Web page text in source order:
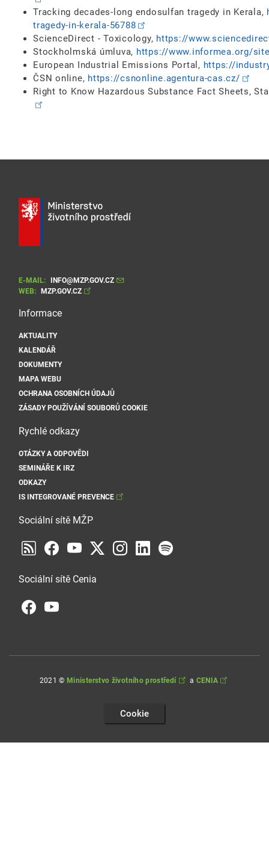
Tracking decades-long endosulfan tragedy in Kerala,
tragedy-in-kerala-56788
ScienceDirect - Toxicology, https://
Stockholmská úmluva, https://www.informea.org/
European Industrial Emissions Portal, https://
ČSN online, https://csnonline.agentura-cas.cz/
Right to Know Hazardous Substance Fact Sheets,
E-MAIL:
INFO@MZP.GOV.CZ
WEB:
MZP.GOV.CZ
Informace
AKTUALITY
KALENDÁŘ
DOKUMENTY
MAPA WEBU
OCHRANA OSOBNÍCH ÚDAJŮ
ZÁSADY POUŽÍVÁNÍ SOUBORŮ COOKIE
Rychlé odkazy
OTÁZKY A ODPOVĚDI
SEMINÁŘE K IRZ
ODKAZY
IS INTEGROVANÉ PREVENCE
Sociální sítě MŽP
Sociální sítě Cenia
2021 © Ministerstvo životního prostředí a CENIA
Cookie